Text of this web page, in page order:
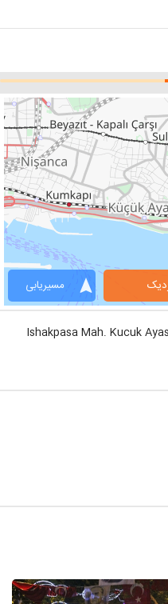
navigation مسیریابی
Ishakpasa Mah. Kucuk